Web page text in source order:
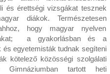
és érettségi vizsgákat tesznek
diákok. Természetesen
hogy magyar nyelven
a gyakorlásban és a
egyetemisták tudnak segíteni
kötelező közösségi szolgálati
tartott heti